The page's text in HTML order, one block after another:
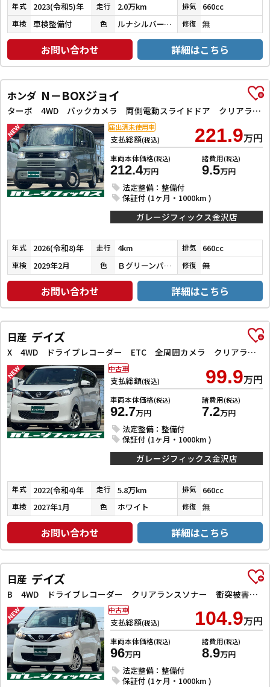
年式 2023(令和5)年 走行 2.0万km 排気 660cc
車検 車検整備付 色 ルナシルバーメタリック 修復 無
お問い合わせ 詳細はこちら
ホンダ N－BOXジョイ
ターボ 4WD バックカメラ 両側電動スライドドア クリアランスソナー オートクルーズコントロール レーンアシスト 衝突被害軽減システム オートライト LEDヘッドランプ スマートキー アイドリングストップ
支払総額(税込) 221.9万円
車両本体価格(税込)
212.4万円
諸費用(税込)
9.5万円
法定整備：整備付
保証付 (1ヶ月・1000km )
届出済未使用車
ガレージフィックス金沢店
年式 2026(令和8)年 走行 4km 排気 660cc
車検 2029年2月 色 Ｂグリーンパール／ＣブラックＰ 修復 無
お問い合わせ 詳細はこちら
日産 デイズ
X 4WD ドライブレコーダー ETC 全周囲カメラ クリアランスソナー 衝突被害軽減システム オートライト スマートキー アイドリングストップ 電動格納ミラー シートヒーター ベンチシート CVT
支払総額(税込) 99.9万円
車両本体価格(税込)
92.7万円
諸費用(税込)
7.2万円
法定整備：整備付
保証付 (1ヶ月・1000km )
中古車
ガレージフィックス金沢店
年式 2022(令和4)年 走行 5.8万km 排気 660cc
車検 2027年1月 色 ホワイト 修復 無
お問い合わせ 詳細はこちら
日産 デイズ
B 4WD ドライブレコーダー クリアランスソナー 衝突被害軽減システム オートライト アイドリングストップ 電動格納ミラー シートヒーター ベンチシート CVT 盗難防止システム ABS ESC CD
支払総額(税込) 104.9万円
車両本体価格(税込)
96万円
諸費用(税込)
8.9万円
法定整備：整備付
保証付 (1ヶ月・1000km )
中古車